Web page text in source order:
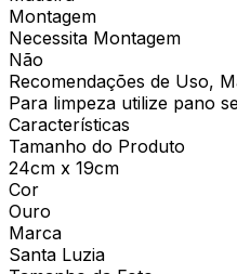
Montagem
Necessita Montagem
Não
Recomendações de Uso,
Para limpeza utilize pano
Características
Tamanho do Produto
24cm x 19cm
Cor
Ouro
Marca
Santa Luzia